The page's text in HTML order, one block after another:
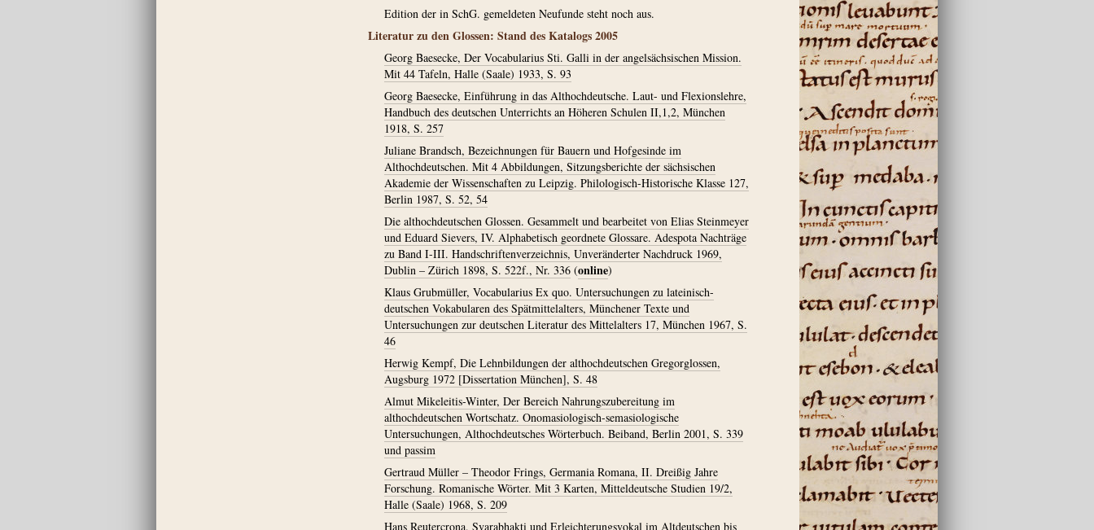
Edition der in SchG. gemeldeten Neufunde steht noch aus.
Literatur zu den Glossen: Stand des Katalogs 2005
Georg Baesecke, Der Vocabularius Sti. Galli in der angelsächsischen Mission.
Mit 44 Tafeln, Halle (Saale) 1933, S. 93
Georg Baesecke, Einführung in das Althochdeutsche. Laut- und Flexionslehre,
Handbuch des deutschen Unterrichts an Höheren Schulen II,1,2, München
1918, S. 257
Juliane Brandsch, Bezeichnungen für Bauern und Hofgesinde im
Althochdeutschen. Mit 4 Abbildungen, Sitzungsberichte der sächsischen
Akademie der Wissenschaften zu Leipzig. Philologisch-Historische Klasse 127,
Berlin 1987, S. 52, 54
Die althochdeutschen Glossen. Gesammelt und bearbeitet von Elias Steinmeyer
und Eduard Sievers, IV. Alphabetisch geordnete Glossare. Adespota Nachträge
zu Band I-III. Handschriftenverzeichnis, Unveränderter Nachdruck 1969,
Dublin – Zürich 1898, S. 522f., Nr. 336 (online)
Klaus Grubmüller, Vocabularius Ex quo. Untersuchungen zu lateinisch-
deutschen Vokabularen des Spätmittelalters, Münchener Texte und
Untersuchungen zur deutschen Literatur des Mittelalters 17, München 1967, S.
46
Herwig Kempf, Die Lehnbildungen der althochdeutschen Gregorglossen,
Augsburg 1972 [Dissertation München], S. 48
Almut Mikeleitis-Winter, Der Bereich Nahrungszubereitung im
althochdeutschen Wortschatz. Onomasiologisch-semasiologische
Untersuchungen, Althochdeutsches Wörterbuch. Beiband, Berlin 2001, S. 339
und passim
Gertraud Müller – Theodor Frings, Germania Romana, II. Dreißig Jahre
Forschung. Romanische Wörter. Mit 3 Karten, Mitteldeutsche Studien 19/2,
Halle (Saale) 1968, S. 209
Hans Reutercrona, Svarabhakti und Erleichterungsvokal im Altdeutschen bis